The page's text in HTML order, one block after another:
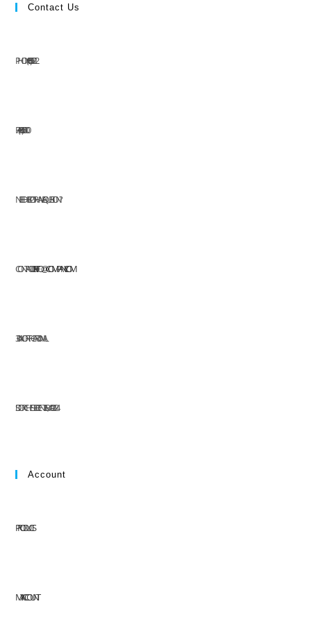
Contact Us
PHONE: (+63) 555 1212
FAX: (+63) 555 0100
NEED HELP OR HAVE A QUESTION?
CONTACT US AT:INFO@COMPANY.COM
304 NORTH CARDINAL
ST. DORCHESTER CENTER, MA 02124
Account
PRODUCTS
MY ACCOUNT